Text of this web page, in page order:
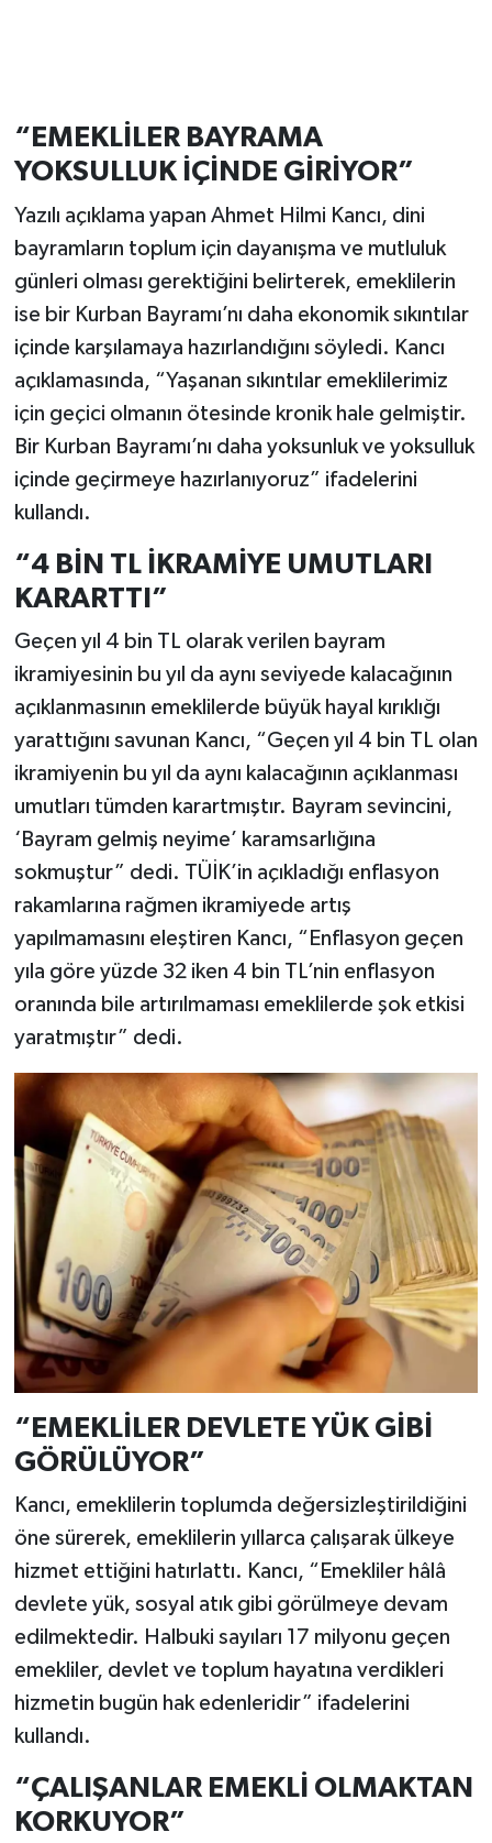
“EMEKLİLER BAYRAMA
YOKSULLUK İÇİNDE GİRİYOR”
Yazılı açıklama yapan Ahmet Hilmi Kancı, dini
bayramların toplum için dayanışma ve mutluluk
günleri olması gerektiğini belirterek, emeklilerin
ise bir Kurban Bayramı’nı daha ekonomik sıkıntılar
içinde karşılamaya hazırlandığını söyledi. Kancı
açıklamasında, “Yaşanan sıkıntılar emeklilerimiz
için geçici olmanın ötesinde kronik hale gelmiştir.
Bir Kurban Bayramı’nı daha yoksunluk ve yoksulluk
içinde geçirmeye hazırlanıyoruz” ifadelerini
kullandı.
“4 BİN TL İKRAMİYE UMUTLARI
KARARTTI”
Geçen yıl 4 bin TL olarak verilen bayram
ikramiyesinin bu yıl da aynı seviyede kalacağının
açıklanmasının emeklilerde büyük hayal kırıklığı
yarattığını savunan Kancı, “Geçen yıl 4 bin TL olan
ikramiyenin bu yıl da aynı kalacağının açıklanması
umutları tümden karartmıştır. Bayram sevincini,
‘Bayram gelmiş neyime’ karamsarlığına
sokmuştur” dedi. TÜİK’in açıkladığı enflasyon
rakamlarına rağmen ikramiyede artış
yapılmamasını eleştiren Kancı, “Enflasyon geçen
yıla göre yüzde 32 iken 4 bin TL’nin enflasyon
oranında bile artırılmaması emeklilerde şok etkisi
yaratmıştır” dedi.
“EMEKLİLER DEVLETE YÜK GİBİ
GÖRÜLÜYOR”
Kancı, emeklilerin toplumda değersizleştirildiğini
öne sürerek, emeklilerin yıllarca çalışarak ülkeye
hizmet ettiğini hatırlattı. Kancı, “Emekliler hâlâ
devlete yük, sosyal atık gibi görülmeye devam
edilmektedir. Halbuki sayıları 17 milyonu geçen
emekliler, devlet ve toplum hayatına verdikleri
hizmetin bugün hak edenleridir” ifadelerini
kullandı.
“ÇALIŞANLAR EMEKLİ OLMAKTAN
KORKUYOR”